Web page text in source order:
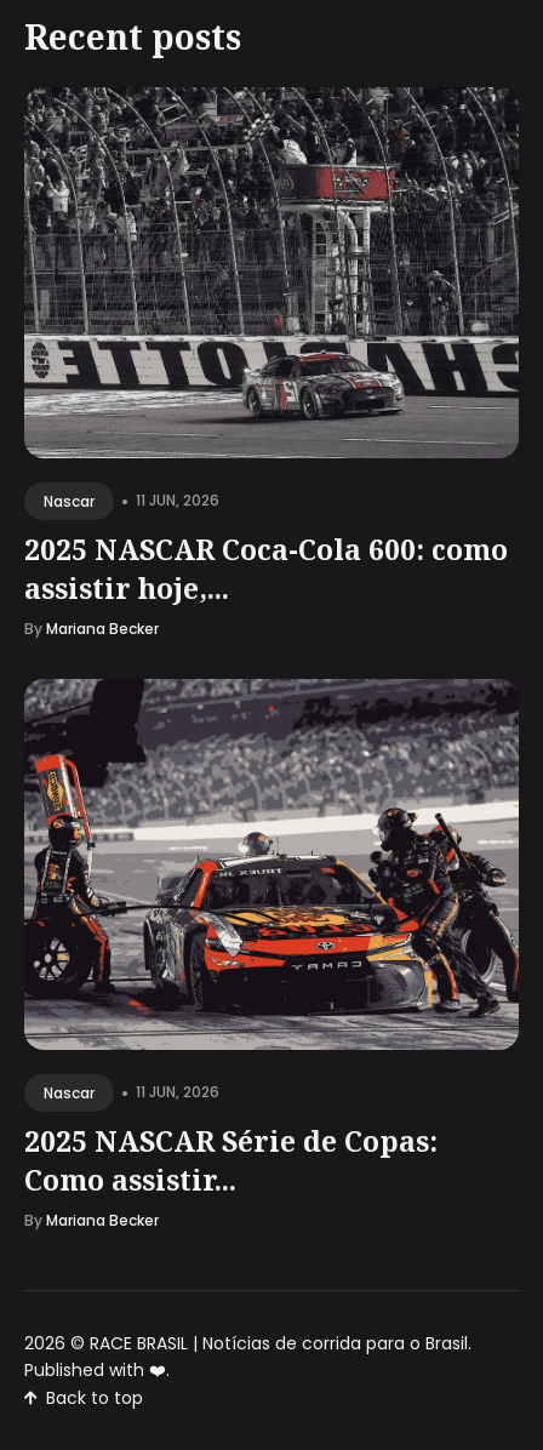
Recent posts
Nascar • 11 JUN, 2026
2025 NASCAR Coca-Cola 600: como
assistir hoje,...
ByMariana Becker
Nascar • 11 JUN, 2026
2025 NASCAR Série de Copas:
Como assistir...
ByMariana Becker
2026 © RACE BRASIL | Notícias de corrida para o Brasil.
Published with ❤️.
Back to top